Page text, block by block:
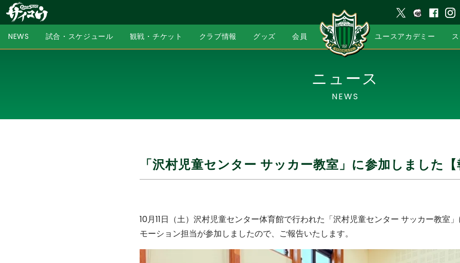
NEWS 試合・スケジュール 観戦・チケット クラブ情報 グッズ 会員 ユースアカデミー
ニュース
NEWS
「沢村児童センター サッカー教室」に参加しました
10月11日（土）沢村児童センター体育館で行われた「沢村児童センター サッカー教室
モーション担当が参加しましたので、ご報告いたします。